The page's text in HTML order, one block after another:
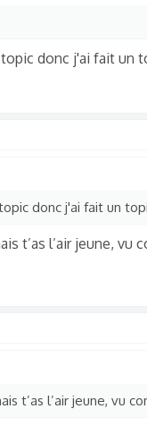
donc j'ai fait un
donc j'ai fait un
t’as l’air jeune, vu
t’as l’air jeune, vu